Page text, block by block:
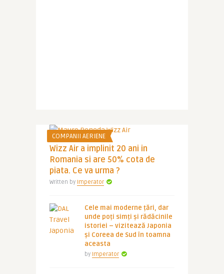
COMPANII AERIENE
Wizz Air a implinit 20 ani in
Romania si are 50% cota de
piata. Ce va urma ?
Written by Imperator
Cele mai moderne țări, dar
unde poți simți și rădăcinile
istoriei – vizitează Japonia
și Coreea de Sud în toamna
aceasta
by Imperator